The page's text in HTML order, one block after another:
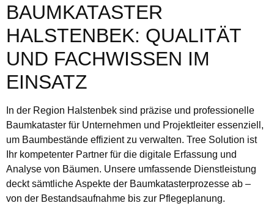
BAUMKATASTER
HALSTENBEK: QUALITÄT
UND FACHWISSEN IM
EINSATZ
In der Region Halstenbek sind präzise und professionelle
Baumkataster für Unternehmen und Projektleiter essenziell,
um Baumbestände effizient zu verwalten. Tree Solution ist
Ihr kompetenter Partner für die digitale Erfassung und
Analyse von Bäumen. Unsere umfassende Dienstleistung
deckt sämtliche Aspekte der Baumkatasterprozesse ab –
von der Bestandsaufnahme bis zur Pflegeplanung.